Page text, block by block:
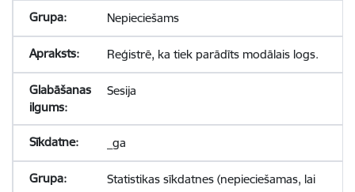
Nepieciešams
Reģistrē, ka tiek parādīts modālais logs.
Sesija
_ga
Statistikas sīkdatnes (nepieciešamas, lai